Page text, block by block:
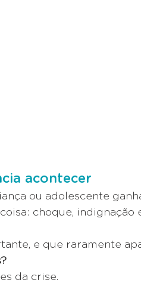
acontecer
ou adolescente
choque, indignação
e que raramente
da crise.